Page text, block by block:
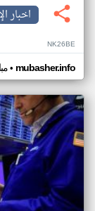
اخبار
NK26BE
• mubasher.info